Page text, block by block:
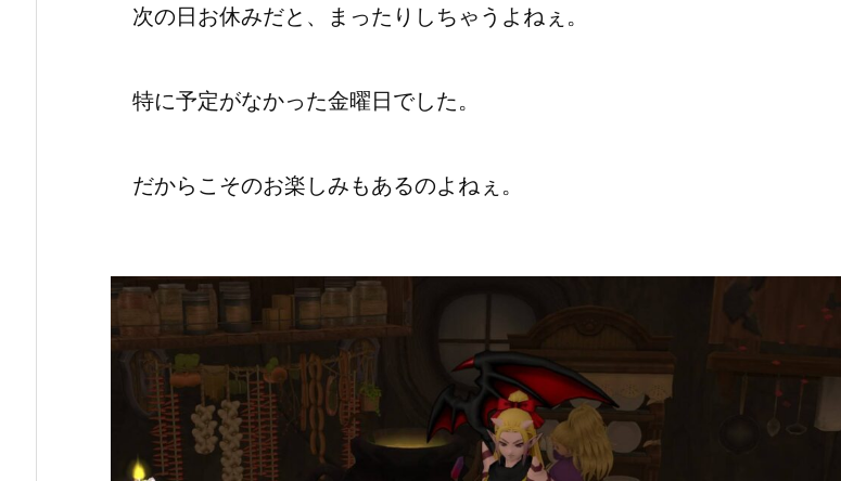
次の日お休みだと、まったりしちゃうよねぇ。
特に予定がなかった金曜日でした。
だからこそのお楽しみもあるのよねぇ。